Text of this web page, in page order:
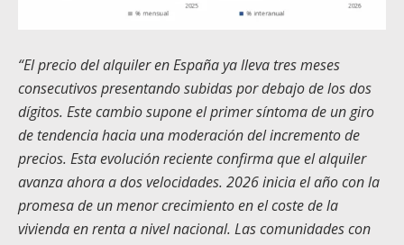
“El precio del alquiler en España ya lleva tres meses
consecutivos presentando subidas por debajo de los dos
dígitos. Este cambio supone el primer síntoma de un giro
de tendencia hacia una moderación del incremento de
precios. Esta evolución reciente confirma que el alquiler
avanza ahora a dos velocidades. 2026 inicia el año con la
promesa de un menor crecimiento en el coste de la
vivienda en renta a nivel nacional. Las comunidades con